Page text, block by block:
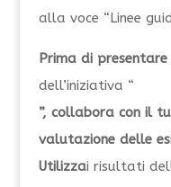
alla voce “Linee
Prima di
dell’iniziativa “
”, collabora con il
valutazione delle
Utilizzai risultati